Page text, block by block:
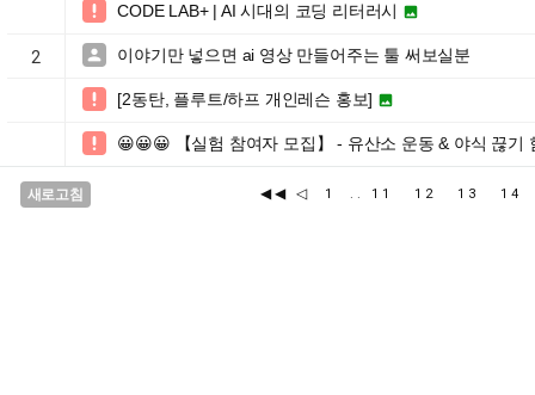
 CODE LAB+ | AI 시대의 코딩 리터러시 
2  이야기만 넣으면 ai 영상 만들어주는 툴 써보실분
 [2동탄, 플루트/하프 개인레슨 홍보] 
 😀😀😀 【실험 참여자 모집】 - 유산소 운동 & 야식 끊
새로고침 ◀◀ ◁ 1 .. 11 12 13 14